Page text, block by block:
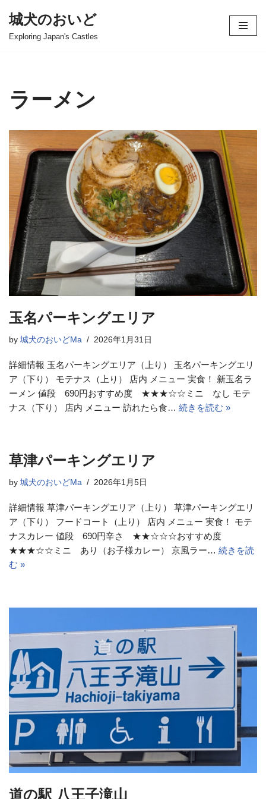
コ
ツ
キ
ッ
プ
城犬のおいど
Exploring Japan's Castles
ラーメン
玉名パーキングエリア
by 城犬のおいどMa 2026年1月31日
詳細情報 玉名パーキングエリア（上り） 玉名パーキングエリ
ア（下り） モテナス（上り） 店内 メニュー 実食！ 新玉名ラ
ーメン 値段 690円おすすめ度 ★★★☆☆ミニ なし モテ
ナス（下り） 店内 メニュー 訪れたら食… 続きを読む »
草津パーキングエリア
by 城犬のおいどMa 2026年1月5日
詳細情報 草津パーキングエリア（上り） 草津パーキングエリ
ア（下り） フードコート（上り） 店内 メニュー 実食！ モテ
ナスカレー 値段 690円辛さ ★★☆☆☆おすすめ度
★★★☆☆ミニ あり（お子様カレー） 京風ラー… 続きを読
む »
道の駅 八王子滝山